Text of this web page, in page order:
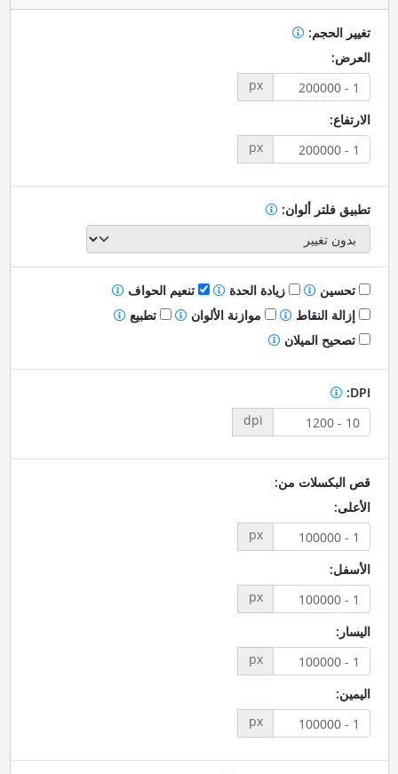
تغيير الحجم:
العرض:
px
الارتفاع:
px
تطبيق فلتر ألوان:
تحسين زيادة الحدة
تنعيم الحواف
إزالة النقاط
موازنة الألوان
تطبيع
تصحيح الميلان
DPI:
dpi
قص البكسلات من:
الأعلى:
px
الأسفل:
px
اليسار:
px
اليمين:
px